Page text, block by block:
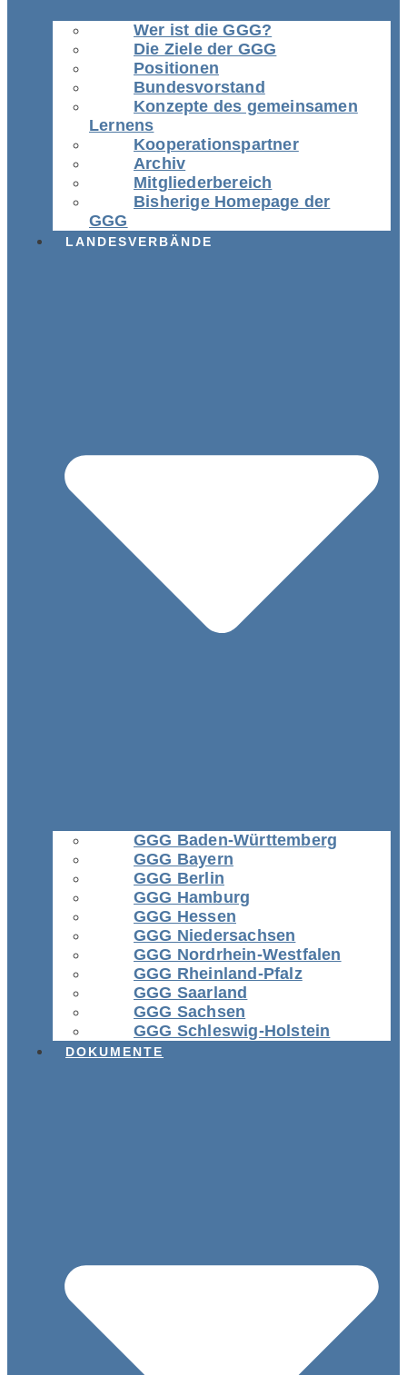
Wer ist die GGG?
Die Ziele der GGG
Positionen
Bundesvorstand
Konzepte des gemeinsamen
Lernens
Kooperationspartner
Archiv
Mitgliederbereich
Bisherige Homepage der
GGG
LANDESVERBÄNDE
GGG Baden-Württemberg
GGG Bayern
GGG Berlin
GGG Hamburg
GGG Hessen
GGG Niedersachsen
GGG Nordrhein-Westfalen
GGG Rheinland-Pfalz
GGG Saarland
GGG Sachsen
GGG Schleswig-Holstein
DOKUMENTE